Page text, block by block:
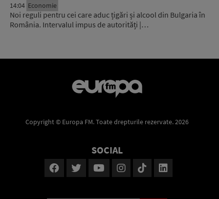
14:04 Economie
Noi reguli pentru cei care aduc țigări și alcool din Bulgaria în
România. Intervalul impus de autorități |…
Copyright © Europa FM. Toate drepturile rezervate. 2026
SOCIAL